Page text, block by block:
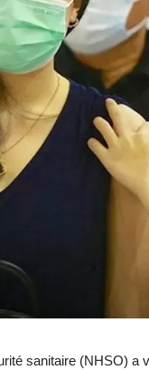
sanitaire (NHSO) a